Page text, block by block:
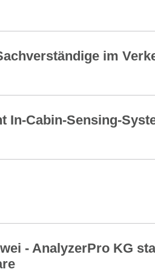
im
In-Cabin-Sensing-
- AnalyzerPro KG